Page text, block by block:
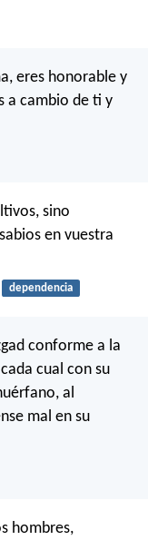
eres honorable y
a cambio de ti y
sino
en vuestra
dependencia
conforme a la
cual con su
al
mal en su
hombres,